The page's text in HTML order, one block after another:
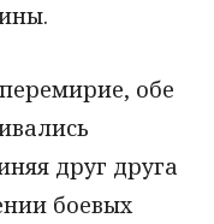
обе
друг друга
боевых